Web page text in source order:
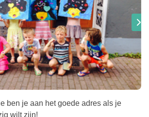
ben je aan het goede adres als je
wilt zijn!